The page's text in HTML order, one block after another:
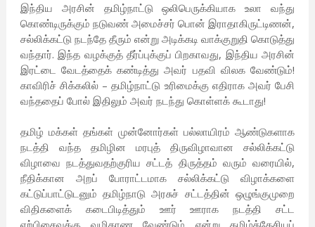
இந்திய அரசின் தமிழ்நாட்டு ஒலிபெருக்கியாக உலா வந்து
கொண்டிருக்கும் நடுவண் அமைச்சர் பொன் இராதாகிருட்டிணன்,
சல்லிக்கட்டு நடந்தே தீரும் என்று அடிக்கடி வாக்குறுதி கொடுத்து
வந்தார். இந்த வழக்குத் தீர்ப்புக்குப் பிறகாவது, இந்திய அரசின்
இரட்டை வேடத்தைக் கண்டித்து அவர் பதவி விலக வேண்டும்!
காவிரிச் சிக்கலில் – தமிழ்நாட்டு உரிமைக்கு எதிராக அவர் பேசி
வந்ததைப் போல் இதிலும் அவர் நடந்து கொள்ளக் கூடாது!
தமிழ் மக்கள் தங்கள் முன்னோர்கள் பல்லாயிரம் ஆண்டுகளாக
நடத்தி வந்த தமிழின மரபுத் திருவிழாவான சல்லிக்கட்டு
விழாவை நடத்துவதற்குரிய சட்டத் திருத்தம் வரும் வரையில்,
நீதிக்கான அறப் போராட்டமாக சல்லிக்கட்டு விழாக்களை
கட்டுப்பாட்டுடனும் தமிழ்நாடு அரசுச் சட்டத்தின் ஒழுங்குமுறை
விதிகளைக் கடைபிடித்தும் ஊர் ஊராக நடத்தி சட்ட